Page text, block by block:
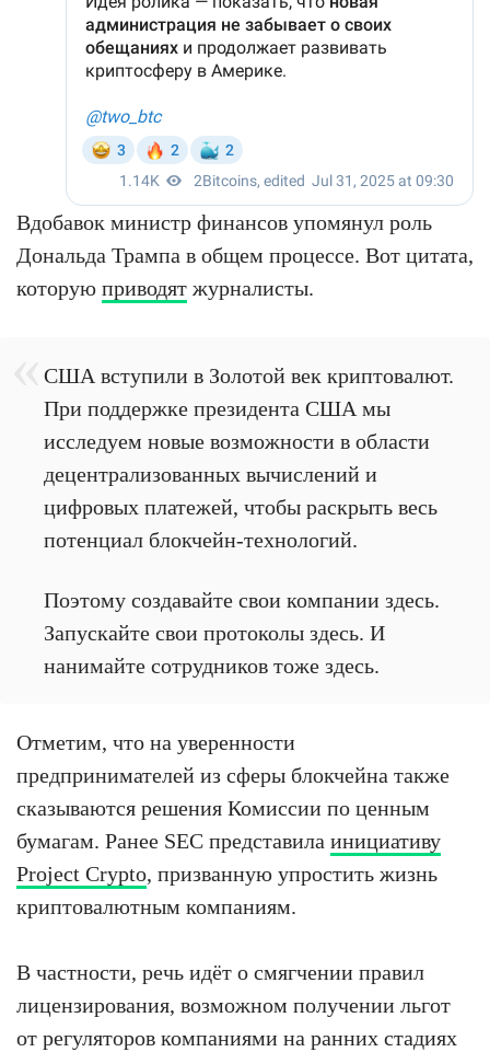
Вдобавок министр финансов упомянул роль
Дональда Трампа в общем процессе. Вот цитата,
которую приводят журналисты.
США вступили в Золотой век криптовалют.
При поддержке президента США мы
исследуем новые возможности в области
децентрализованных вычислений и
цифровых платежей, чтобы раскрыть весь
потенциал блокчейн-технологий.
Поэтому создавайте свои компании здесь.
Запускайте свои протоколы здесь. И
нанимайте сотрудников тоже здесь.
Отметим, что на уверенности
предпринимателей из сферы блокчейна также
сказываются решения Комиссии по ценным
бумагам. Ранее SEC представила инициативу
Project Crypto, призванную упростить жизнь
криптовалютным компаниям.
В частности, речь идёт о смягчении правил
лицензирования, возможном получении льгот
от регуляторов компаниями на ранних стадиях